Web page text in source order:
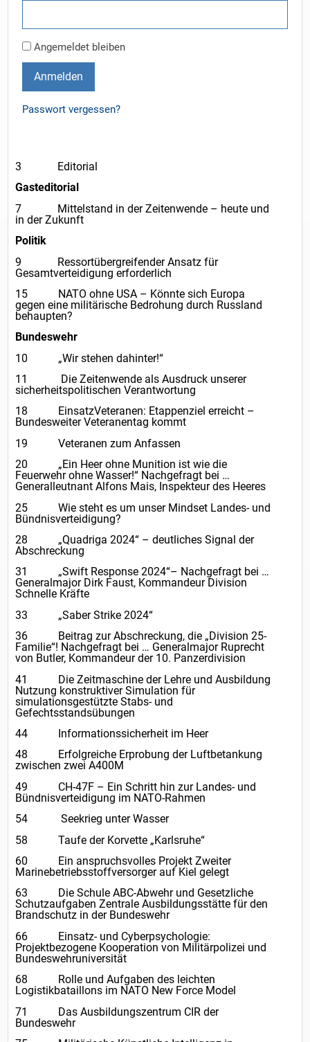
Angemeldet bleiben
Anmelden
Passwort vergessen?
3 Editorial
Gasteditorial
7 Mittelstand in der Zeitenwende – heute und
in der Zukunft
Politik
9 Ressortübergreifender Ansatz für
Gesamtverteidigung erforderlich
15 NATO ohne USA – Könnte sich Europa
gegen eine militärische Bedrohung durch Russland
behaupten?
Bundeswehr
10 „Wir stehen dahinter!“
11 Die Zeitenwende als Ausdruck unserer
sicherheitspolitischen Verantwortung
18 EinsatzVeteranen: Etappenziel erreicht –
Bundesweiter Veteranentag kommt
19 Veteranen zum Anfassen
20 „Ein Heer ohne Munition ist wie die
Feuerwehr ohne Wasser!“ Nachgefragt bei …
Generalleutnant Alfons Mais, Inspekteur des Heeres
25 Wie steht es um unser Mindset Landes- und
Bündnisverteidigung?
28 „Quadriga 2024“ – deutliches Signal der
Abschreckung
31 „Swift Response 2024“– Nachgefragt bei …
Generalmajor Dirk Faust, Kommandeur Division
Schnelle Kräfte
33 „Saber Strike 2024“
36 Beitrag zur Abschreckung, die „Division 25-
Familie“! Nachgefragt bei … Generalmajor Ruprecht
von Butler, Kommandeur der 10. Panzerdivision
41 Die Zeitmaschine der Lehre und Ausbildung
Nutzung konstruktiver Simulation für
simulationsgestützte Stabs- und
Gefechtsstandsübungen
44 Informationssicherheit im Heer
48 Erfolgreiche Erprobung der Luftbetankung
zwischen zwei A400M
49 CH-47F – Ein Schritt hin zur Landes- und
Bündnisverteidigung im NATO-Rahmen
54 Seekrieg unter Wasser
58 Taufe der Korvette „Karlsruhe“
60 Ein anspruchsvolles Projekt Zweiter
Marinebetriebsstoffversorger auf Kiel gelegt
63 Die Schule ABC-Abwehr und Gesetzliche
Schutzaufgaben Zentrale Ausbildungsstätte für den
Brandschutz in der Bundeswehr
66 Einsatz- und Cyberpsychologie:
Projektbezogene Kooperation von Militärpolizei und
Bundeswehruniversität
68 Rolle und Aufgaben des leichten
Logistikbataillons im NATO New Force Model
71 Das Ausbildungszentrum CIR der
Bundeswehr